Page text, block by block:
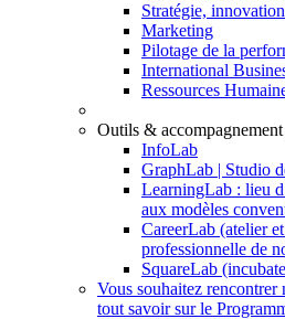
Stratégie,
Marketing
Pilotage de la
International
Ressources
Outils &
InfoLab
GraphLab | Studio
LearningLab : lieu
aux modèles
CareerLab (atelier
professionnelle de
SquareLab
Vous souhaitez
tout savoir sur le